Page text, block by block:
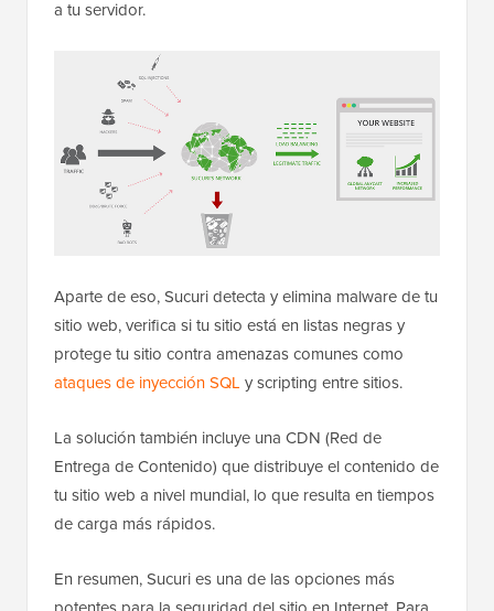
a tu servidor.
Aparte de eso, Sucuri detecta y elimina malware de tu
sitio web, verifica si tu sitio está en listas negras y
protege tu sitio contra amenazas comunes como
ataques de inyección SQL y scripting entre sitios.
La solución también incluye una CDN (Red de
Entrega de Contenido) que distribuye el contenido de
tu sitio web a nivel mundial, lo que resulta en tiempos
de carga más rápidos.
En resumen, Sucuri es una de las opciones más